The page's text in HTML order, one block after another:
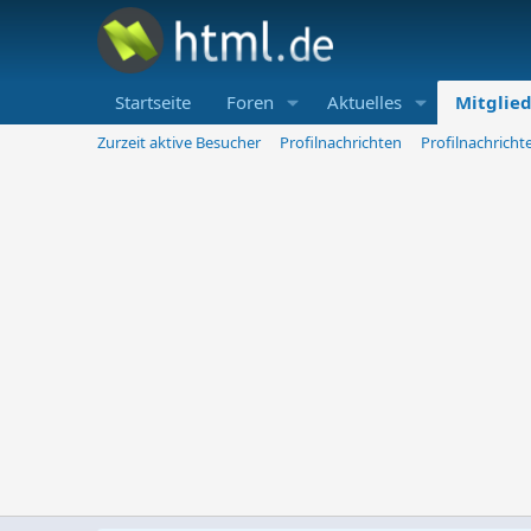
Startseite Foren Aktuelles
Zurzeit aktive Besucher Profilnachrichten